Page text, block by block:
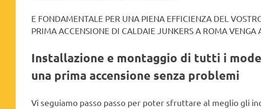
E FONDAMENTALE PER UNA PIENA EFFICIENZA DEL
PRIMA ACCENSIONE DI CALDAIE JUNKERS A ROMA VENGA
Installazione e montaggio di tutti i
una prima accensione senza problemi
Vi seguiamo passo passo per poter sfruttare al meglio gli